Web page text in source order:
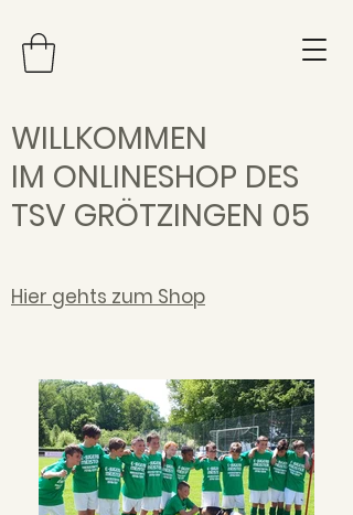
WILLKOMMEN
IM ONLINESHOP DES
TSV GRÖTZINGEN 05
Hier gehts zum Shop